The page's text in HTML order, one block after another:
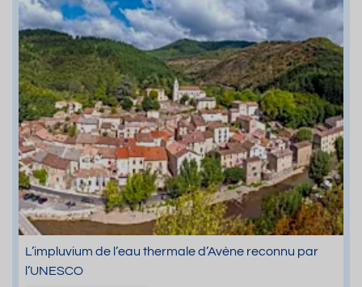
L’impluvium de l’eau thermale d’Avène reconnu par
l’UNESCO